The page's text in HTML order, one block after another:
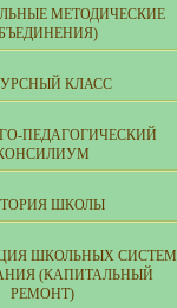
МЕТОДИЧЕСКИЕ
КЛАСС
ПЕДАГОГИЧЕСКИЙ
ШКОЛЫ
ШКОЛЬНЫХ СИСТЕМ
(КАПИТАЛЬНЫЙ
РЕМОНТ)